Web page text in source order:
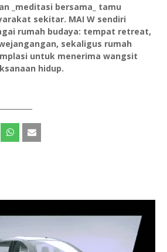
_meditasi bersama_ tamu
sekitar. MAI W sendiri
rumah budaya: tempat retreat,
sekaligus rumah
untuk menerima wangsit
hidup.